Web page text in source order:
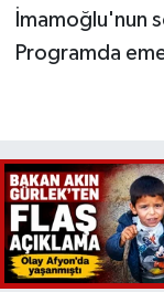
İmamoğlu'nun
Programda